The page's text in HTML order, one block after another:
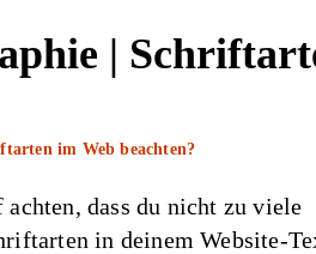
|
im Web beachten?
achten, dass du nicht zu viele
in deinem Website-